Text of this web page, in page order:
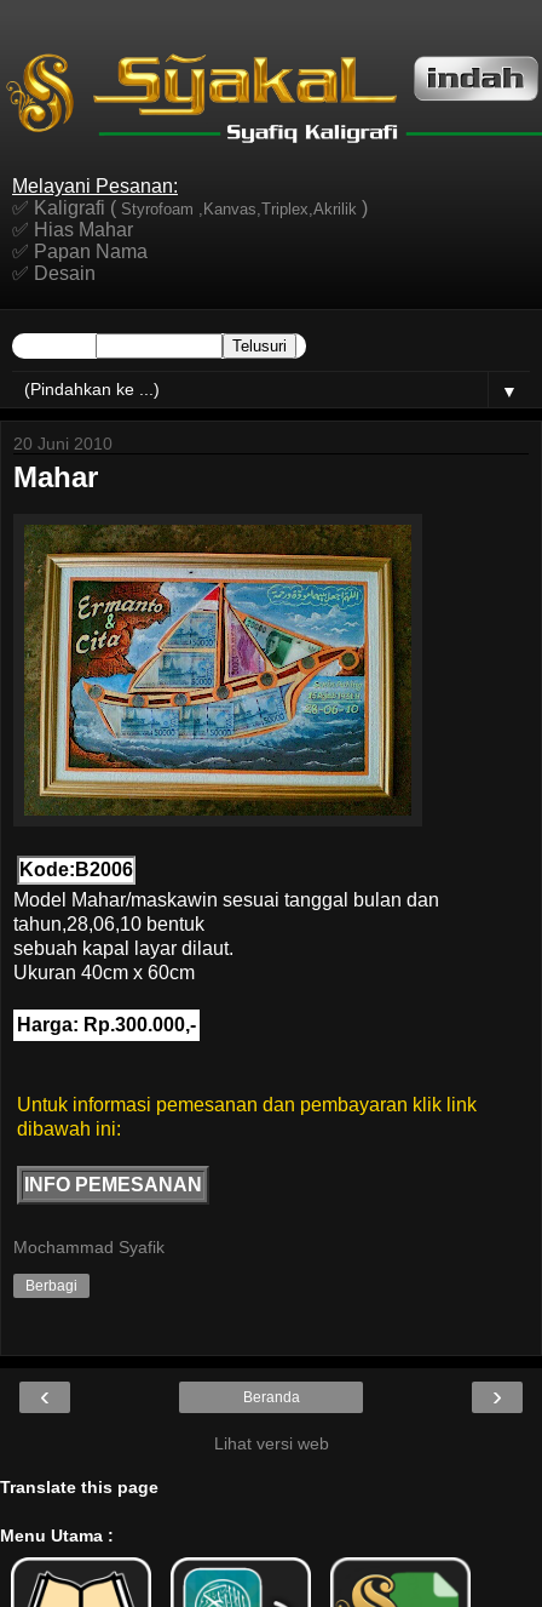
Melayani Pesanan:
✅ Kaligrafi ( Styrofoam ,Kanvas,Triplex,Akrilik )
✅ Hias Mahar
✅ Papan Nama
✅ Desain
▼
20 Juni 2010
Mahar
Kode:B2006
Model Mahar/maskawin sesuai tanggal bulan dan
tahun,28,06,10 bentuk
sebuah kapal layar dilaut.
Ukuran 40cm x 60cm
Harga: Rp.300.000,-
Untuk informasi pemesanan dan pembayaran klik link
dibawah ini:
INFO PEMESANAN
Mochammad Syafik
Berbagi
‹ ›
Beranda
Lihat versi web
Translate this page
Menu Utama :